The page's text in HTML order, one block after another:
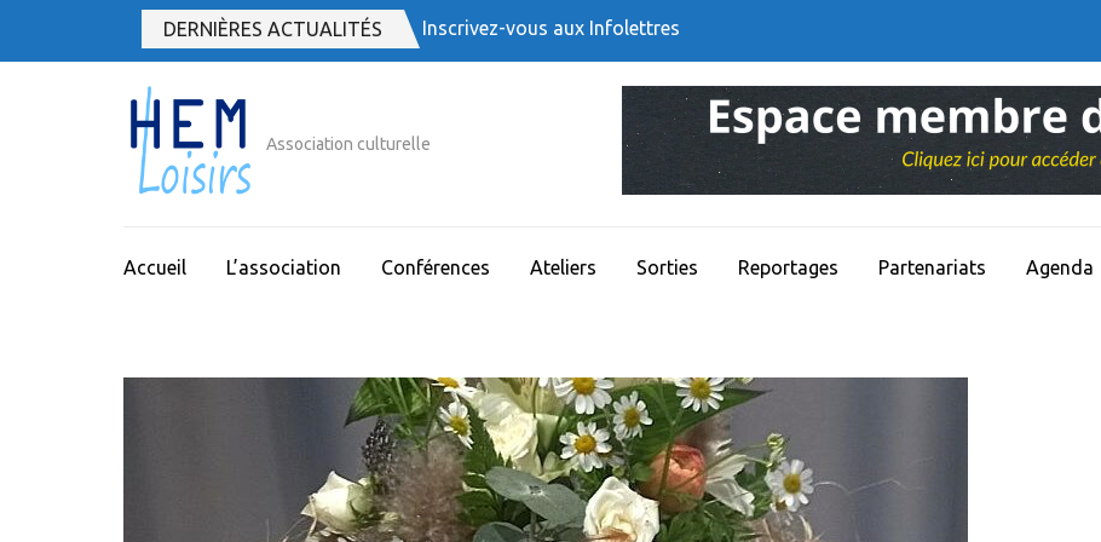
DERNIÈRES ACTUALITÉS Inscrivez-vous aux Infolettres
Association culturelle
Accueil L’association Conférences Ateliers Sorties Reportages Partenariats Agenda